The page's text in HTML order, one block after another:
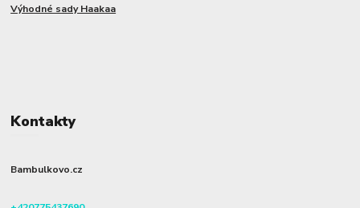
Výhodné sady Haakaa
Kontakty
Bambulkovo.cz